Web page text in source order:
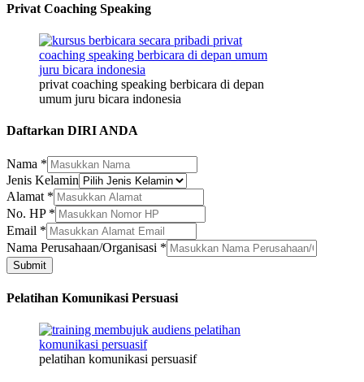
Privat Coaching Speaking
privat coaching speaking berbicara di depan
umum juru bicara indonesia
Daftarkan DIRI ANDA
Nama *
Jenis Kelamin
Jenis
Perusahaan/Organisasi
Email
Alamat *
No. HP *
Email *
Nama Perusahaan/Organisasi *
Submit
Pelatihan Komunikasi Persuasi
pelatihan komunikasi persuasif